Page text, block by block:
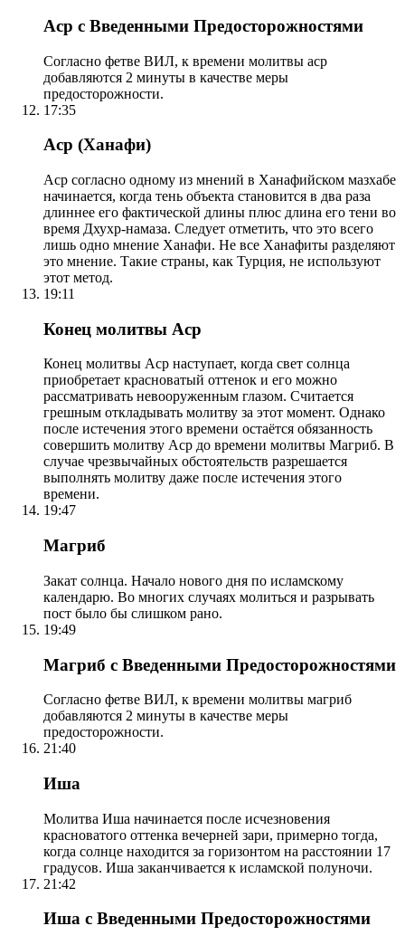
Аср с Введенными Предосторожностями
Согласно фетве ВИЛ, к времени молитвы аср
добавляются 2 минуты в качестве меры
предосторожности.
17:35
Аср (Ханафи)
Аср согласно одному из мнений в Ханафийском мазхабе
начинается, когда тень объекта становится в два раза
длиннее его фактической длины плюс длина его тени во
время Дхухр-намаза. Следует отметить, что это всего
лишь одно мнение Ханафи. Не все Ханафиты разделяют
это мнение. Такие страны, как Турция, не используют
этот метод.
19:11
Конец молитвы Аср
Конец молитвы Аср наступает, когда свет солнца
приобретает красноватый оттенок и его можно
рассматривать невооруженным глазом. Считается
грешным откладывать молитву за этот момент. Однако
после истечения этого времени остаётся обязанность
совершить молитву Аср до времени молитвы Магриб. В
случае чрезвычайных обстоятельств разрешается
выполнять молитву даже после истечения этого
времени.
19:47
Магриб
Закат солнца. Начало нового дня по исламскому
календарю. Во многих случаях молиться и разрывать
пост было бы слишком рано.
19:49
Магриб с Введенными Предосторожностями
Согласно фетве ВИЛ, к времени молитвы магриб
добавляются 2 минуты в качестве меры
предосторожности.
21:40
Иша
Молитва Иша начинается после исчезновения
красноватого оттенка вечерней зари, примерно тогда,
когда солнце находится за горизонтом на расстоянии 17
градусов. Иша заканчивается к исламской полуночи.
21:42
Иша с Введенными Предосторожностями